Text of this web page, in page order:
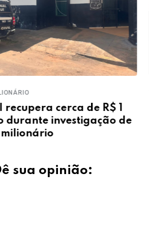
prende três suspeitos e
drogas e dinheiro
sua opinião: